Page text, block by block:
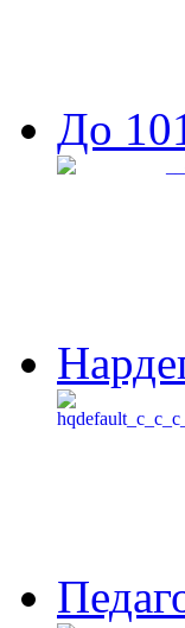
До